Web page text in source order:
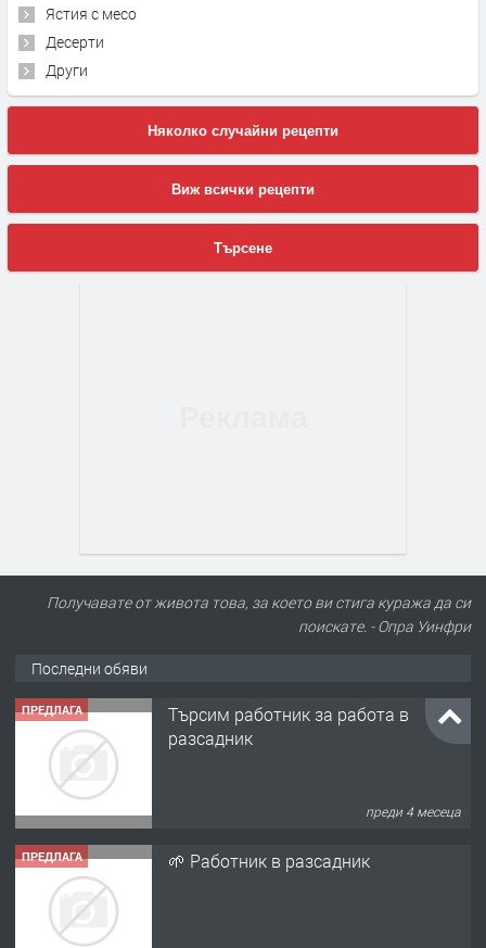
Ястия с месо
Десерти
Други
Няколко случайни рецепти
Виж всички рецепти
Търсене
Получавате от живота това, за което ви стига куража да си
поискате. - Опра Уинфри
Последни обяви
ПРЕДЛАГА 🌱 Работник в разсадник
преди 4 месеца
ПРЕДЛАГА Търсим работничка